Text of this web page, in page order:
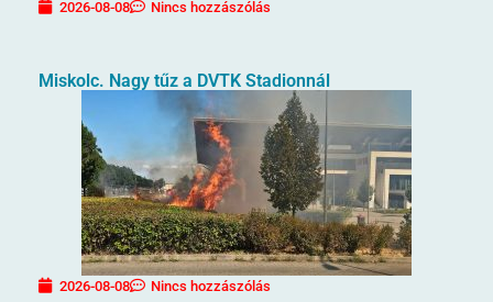
2026-08-08 Nincs hozzászólás
Miskolc. Nagy tűz a DVTK Stadionnál
2026-08-08 Nincs hozzászólás